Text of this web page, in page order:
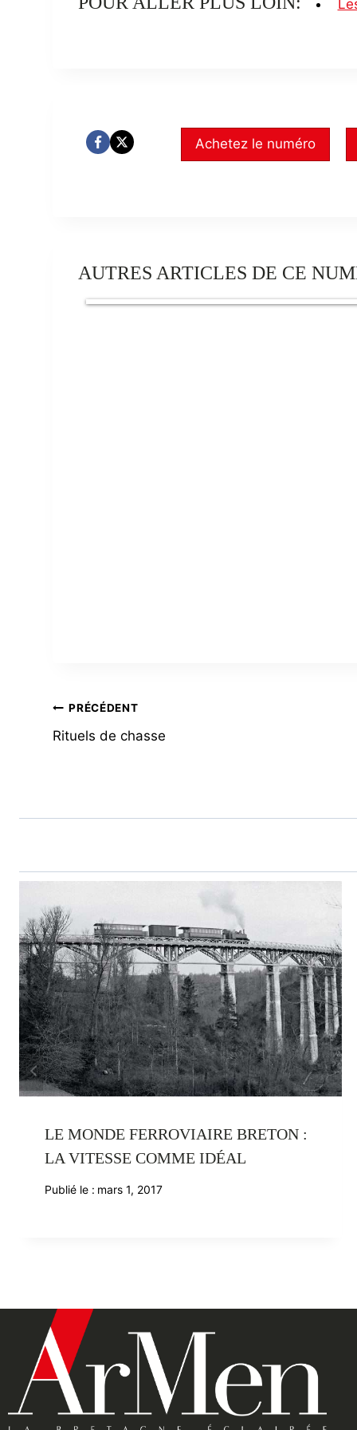
Achetez le numéro
AUTRES ARTICLES DE CE
NAVIGATION
DE
PRÉCÉDENT
Rituels de chasse
LE MONDE FERROVIAIRE BRETON :
LA VITESSE COMME IDÉAL
Publié le : mars 1, 2017